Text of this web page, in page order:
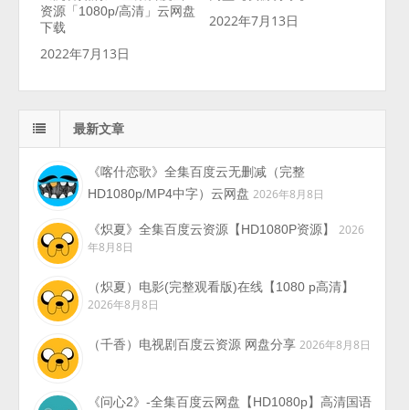
资源「1080p/高清」云网盘
下载
2022年7月13日
2022年7月13日
最新文章
《喀什恋歌》全集百度云无删减（完整
HD1080p/MP4中字）云网盘 2026年8月8日
《炽夏》全集百度云资源【HD1080P资源】
2026
年8月8日
（炽夏）电影(完整观看版)在线【1080 p高清】
2026年8月8日
（千香）电视剧百度云资源 网盘分享 2026年8月8日
《问心2》-全集百度云网盘【HD1080p】高清国语